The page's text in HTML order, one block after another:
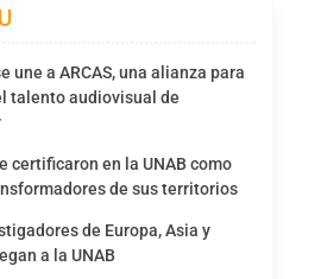
une a ARCAS, una alianza para
talento audiovisual de
certificaron en la UNAB como
de sus territorios
de Europa, Asia y
a la UNAB